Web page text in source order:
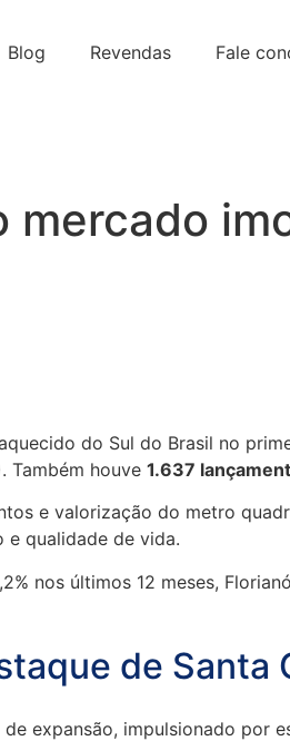
Blog Revendas
Fale
mercado
do Sul do Brasil no
Também houve 1.637
e valorização do metro
e qualidade de vida.
nos últimos 12 meses,
de Santa
expansão, impulsionado por